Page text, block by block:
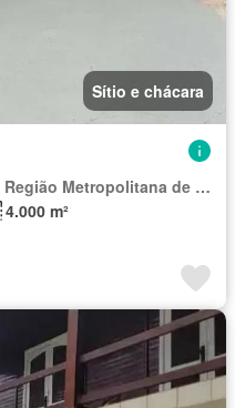
Sítio e chácara
Região Imediata de Sorocaba, Região Metropolitana de Sorocaba
4.000 m²